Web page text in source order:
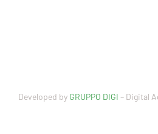
Developed by GRUPPO DIGI – Digital